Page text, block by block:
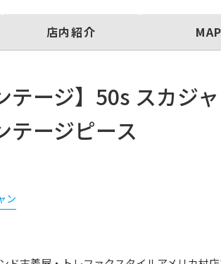
店内紹介 MAP
テージ】50s スカジ
テージピース
ン